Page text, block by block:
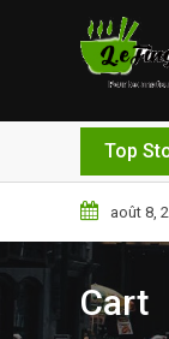
Top
août 8,
Cart